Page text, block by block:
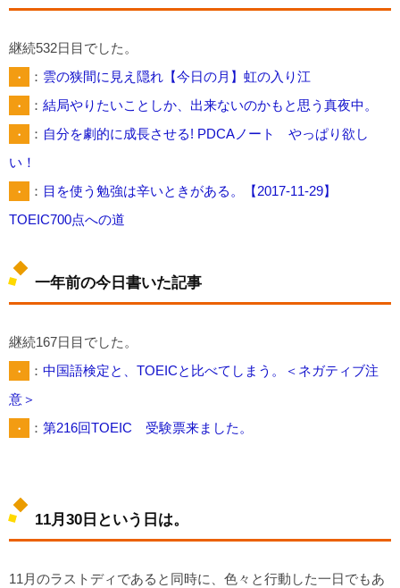
継続532日目でした。
・
： 雲の狭間に見え隠れ【今日の月】虹の入り江
・
： 結局やりたいことしか、出来ないのかもと思う真夜中。
・
： 自分を劇的に成長させる! PDCAノート やっぱり欲し
い！
・
： 目を使う勉強は辛いときがある。【2017-11-29】
TOEIC700点への道
一年前の今日書いた記事
継続167日目でした。
・
： 中国語検定と、TOEICと比べてしまう。＜ネガティブ注
意＞
・
： 第216回TOEIC 受験票来ました。
11月30日という日は。
11月のラストディであると同時に、色々と行動した一日でもあ